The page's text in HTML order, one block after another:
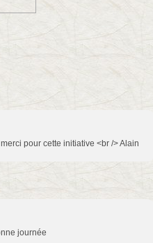
pour cette initiative <br /> Alain
journée